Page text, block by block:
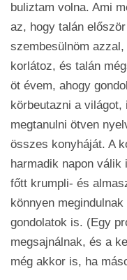
buliztam volna. Ami
az, hogy talán
szembesülnöm
korlátoz, és talán
öt évem, ahogy
körbeutazni a
megtanulni ötven
összes konyháját. A
harmadik napon válik
főtt krumpli- és
könnyen
gondolatok is. (Egy
megsajnálnak, és a
még akkor is, ha